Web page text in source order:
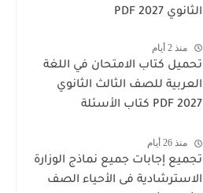
الثانوي 2027 PDF
منذ 2 أيام
تحميل كتاب الامتحان في اللغة
العربية للصف الثالث الثانوي
2027 PDF كتاب الأسئلة
منذ 26 أيام
تجميع إجابات جميع نماذج الوزارة
الاسترشادية فى الأحياء الصف